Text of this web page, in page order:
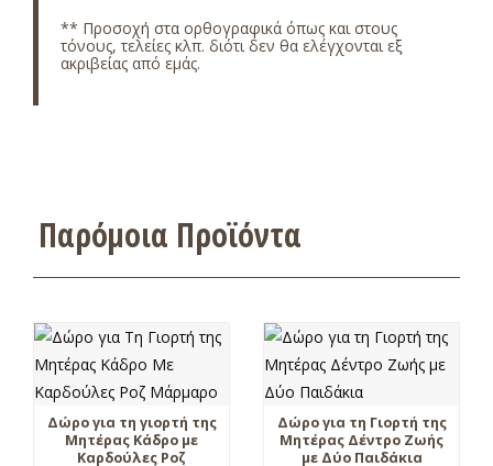
** Προσοχή στα ορθογραφικά όπως και στους
τόνους, τελείες κλπ. διότι δεν θα ελέγχονται εξ
ακριβείας από εμάς.
Παρόμοια Προϊόντα
Δώρο για τη γιορτή της
Μητέρας Κάδρο με
Καρδούλες Ροζ
Δώρο για τη Γιορτή της
Μητέρας Δέντρο Ζωής
με Δύο Παιδάκια